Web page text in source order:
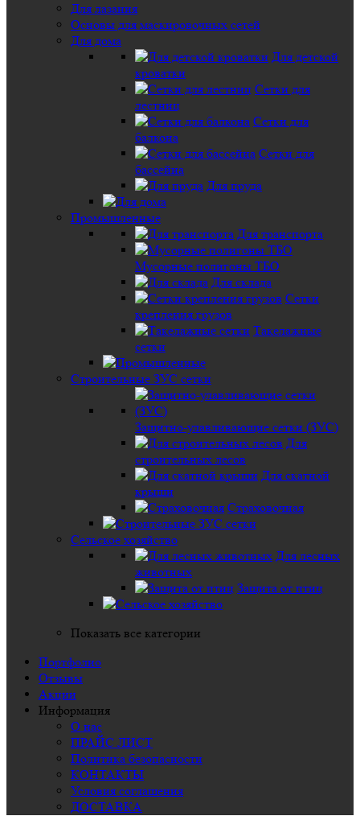
Для лазания
Основы для маскировочных сетей
Для дома
Для детской
кроватки
Сетки для
лестниц
Сетки для
балкона
Сетки для
бассейна
Для пруда
Промышленные
Для транспорта
Мусорные полигоны ТБО
Для склада
Сетки
крепления грузов
Такелажные
сетки
Строительные ЗУС сетки
Защитно-улавливающие сетки (ЗУС)
Для
строительных лесов
Для скатной
крыши
Страховочная
Сельское хозяйство
Для лесных
животных
Защита от птиц
Показать все категории
Портфолио
Отзывы
Акции
Информация
О нас
ПРАЙС ЛИСТ
Политика безопасности
КОНТАКТЫ
Условия соглашения
ДОСТАВКА